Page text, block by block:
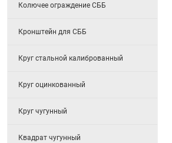
Колючее ограждение СББ
Кронштейн для СББ
Круг стальной калиброванный
Круг оцинкованный
Круг чугунный
Квадрат чугунный